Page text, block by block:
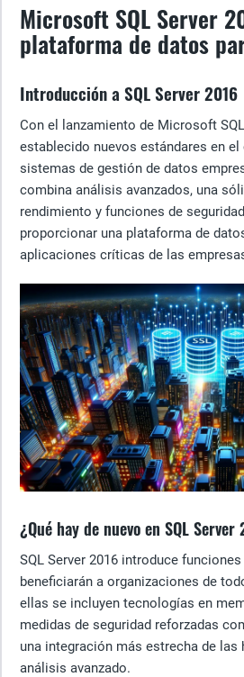
Microsoft SQL Server
plataforma de datos
Introducción a SQL Server 2016
Con el lanzamiento de Microsoft
establecido nuevos estándares en
sistemas de gestión de datos
combina análisis avanzados, una
rendimiento y funciones de
proporcionar una plataforma de
aplicaciones críticas de las
¿Qué hay de nuevo en SQL Server
SQL Server 2016 introduce
beneficiarán a organizaciones de
ellas se incluyen tecnologías en
medidas de seguridad reforzadas
una integración más estrecha de las
análisis avanzado.